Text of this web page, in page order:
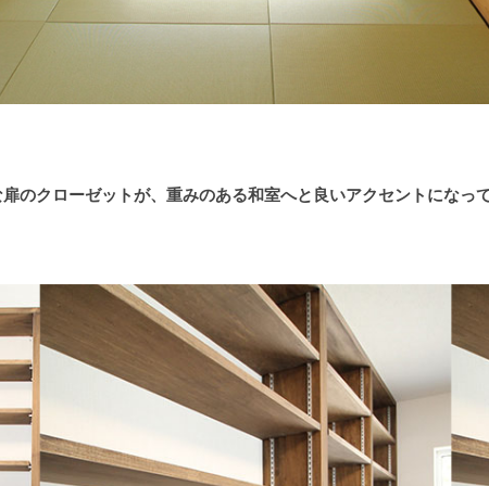
のクローゼットが、重みのある和室へと良いアクセントになっ